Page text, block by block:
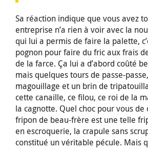
Sa réaction indique que vous avez
entreprise n’a rien à voir avec la
qui lui a permis de faire la palette,
pognon pour faire du fric aux frais
de la farce. Ça lui a d’abord coûté
mais quelques tours de passe-
magouillage et un brin de
cette canaille, ce filou, ce roi de la
la cagnotte. Quel choc pour vous
fripon de beau-frère est une telle
en escroquerie, la crapule sans
constitué un véritable pécule. Mais